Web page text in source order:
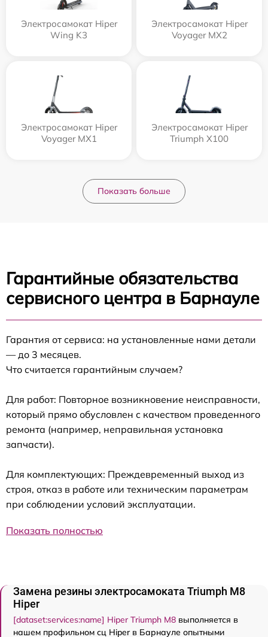
Электросамокат Hiper
Wing K3
Электросамокат Hiper
Voyager MX2
Электросамокат Hiper
Voyager MX1
Электросамокат Hiper
Triumph X100
Показать больше
Гарантийные обязательства
сервисного центра в Барнауле
Гарантия от сервиса: на установленные нами детали
— до 3 месяцев.
Что считается гарантийным случаем?
Для работ: Повторное возникновение неисправности,
который прямо обусловлен с качеством проведенного
ремонта (например, неправильная установка
запчасти).
Для комплектующих: Преждевременный выход из
строя, отказ в работе или техническим параметрам
при соблюдении условий эксплуатации.
Показать полностью
Замена резины электросамоката Triumph M8
Hiper
[dataset:services:name] Hiper Triumph M8 выполняется в
нашем профильном сц Hiper в Барнауле опытными